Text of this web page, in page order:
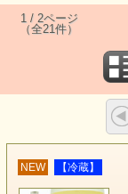
1 / 2ページ
（全21件）
NEW 【冷蔵】